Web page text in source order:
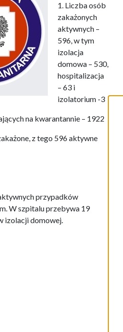
1. Liczba osób
zakażonych
aktywnych –
596, w tym
izolacja
domowa – 530,
hospitalizacja
– 63 i
izolatorium -3
na kwarantannie – 1922
z tego 596 aktywne
przypadków
W szpitalu przebywa 19
izolacji domowej.